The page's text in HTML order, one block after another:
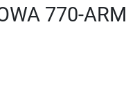
770-ARM